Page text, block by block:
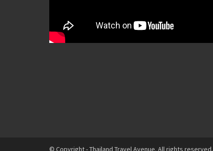
© Copyright - Thailand Travel Avenue. All rights reserved.